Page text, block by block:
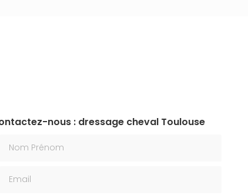
nous : dressage cheval Toulouse